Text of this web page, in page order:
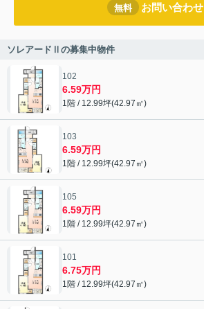
無料 お問い合わせ
ソレアードⅡの募集中物件
102
6.59万円
1階 / 12.99坪(42.97㎡)
103
6.59万円
1階 / 12.99坪(42.97㎡)
105
6.59万円
1階 / 12.99坪(42.97㎡)
101
6.75万円
1階 / 12.99坪(42.97㎡)